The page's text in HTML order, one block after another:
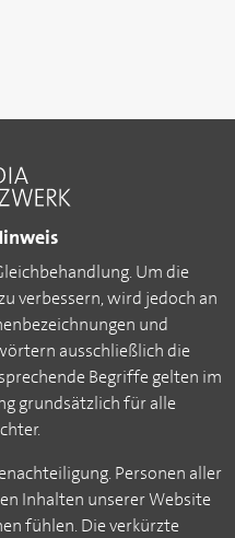
Um die
verbessern, wird jedoch an
und
ausschließlich die
Begriffe gelten im
grundsätzlich für alle
Personen aller
Inhalten unserer Website
fühlen. Die verkürzte